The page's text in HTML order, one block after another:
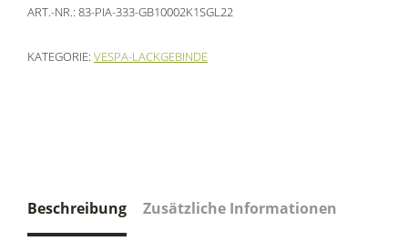
ART.-NR.: 83-PIA-333-GB10002K1SGL22
KATEGORIE: VESPA-LACKGEBINDE
Beschreibung Zusätzliche Informationen